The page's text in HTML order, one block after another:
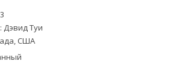
Дэвид Туи
США